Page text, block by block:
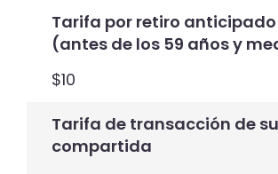
Tarifa por retiro anticipado
(antes de los 59 años y
$10
Tarifa de transacción de
compartida